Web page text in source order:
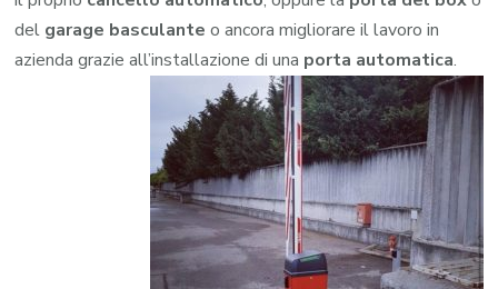
del garage basculante o ancora migliorare il lavoro in
azienda grazie all’installazione di una porta automatica.